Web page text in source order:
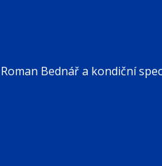
Bednář a kondiční